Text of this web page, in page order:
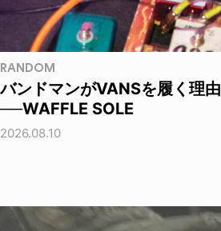
RANDOM
バンドマンがVANSを履く理由
──WAFFLE SOLE
2026.08.10